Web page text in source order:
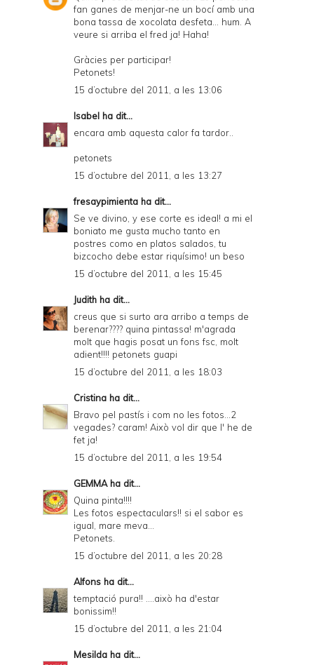
fan ganes de menjar-ne un bocí amb una
bona tassa de xocolata desfeta... hum. A
veure si arriba el fred ja! Haha!
Gràcies per participar!
Petonets!
15 d’octubre del 2011, a les 13:06
Isabel ha dit...
encara amb aquesta calor fa tardor..
petonets
15 d’octubre del 2011, a les 13:27
fresaypimienta ha dit...
Se ve divino, y ese corte es ideal! a mi el
boniato me gusta mucho tanto en
postres como en platos salados, tu
bizcocho debe estar riquísimo! un beso
15 d’octubre del 2011, a les 15:45
Judith ha dit...
creus que si surto ara arribo a temps de
berenar???? quina pintassa! m'agrada
molt que hagis posat un fons fsc, molt
adient!!!! petonets guapi
15 d’octubre del 2011, a les 18:03
Cristina ha dit...
Bravo pel pastís i com no les fotos...2
vegades? caram! Això vol dir que l' he de
fet ja!
15 d’octubre del 2011, a les 19:54
GEMMAha dit...
Quina pinta!!!!
Les fotos espectaculars!! si el sabor es
igual, mare meva...
Petonets.
15 d’octubre del 2011, a les 20:28
Alfons ha dit...
temptació pura!! ....això ha d'estar
bonissim!!
15 d’octubre del 2011, a les 21:04
Mesilda ha dit...